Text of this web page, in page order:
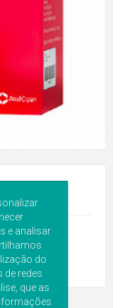
e analisar
do
redes
que as